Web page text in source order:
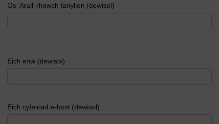
Os ‘Arall’ rhowch fanylion (dewisol)
Eich enw (dewisol)
Eich cyfeiriad e-bost (dewisol)